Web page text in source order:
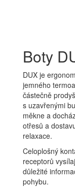
Boty
DUX je
jemného
částečně
s uzavřenými
měkne a
otřesů a
relaxace.
Celoplošný
receptorů
důležité
pohybu.